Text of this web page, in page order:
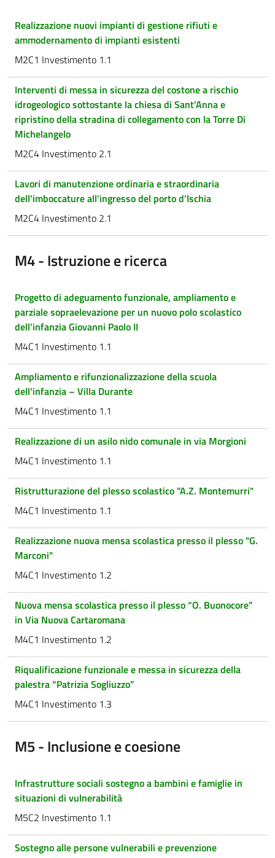
Realizzazione nuovi impianti di gestione rifiuti e
ammodernamento di impianti esistenti
M2C1 Investimento 1.1
Interventi di messa in sicurezza del costone a rischio
idrogeologico sottostante la chiesa di Sant'Anna e
ripristino della stradina di collegamento con la Torre Di
Michelangelo
M2C4 Investimento 2.1
Lavori di manutenzione ordinaria e straordinaria
dell'imboccature all'ingresso del porto d'Ischia
M2C4 Investimento 2.1
M4 - Istruzione e ricerca
Progetto di adeguamento funzionale, ampliamento e
parziale sopraelevazione per un nuovo polo scolastico
dell’infanzia Giovanni Paolo II
M4C1 Investimento 1.1
Ampliamento e rifunzionalizzazione della scuola
dell’infanzia – Villa Durante
M4C1 Investimento 1.1
Realizzazione di un asilo nido comunale in via Morgioni
M4C1 Investimento 1.1
Ristrutturazione del plesso scolastico "A.Z. Montemurri"
M4C1 Investimento 1.1
Realizzazione nuova mensa scolastica presso il plesso "G.
Marconi"
M4C1 Investimento 1.2
Nuova mensa scolastica presso il plesso “O. Buonocore”
in Via Nuova Cartaromana
M4C1 Investimento 1.2
Riqualificazione funzionale e messa in sicurezza della
palestra “Patrizia Sogliuzzo”
M4C1 Investimento 1.3
M5 - Inclusione e coesione
Infrastrutture sociali sostegno a bambini e famiglie in
situazioni di vulnerabilità
M5C2 Investimento 1.1
Sostegno alle persone vulnerabili e prevenzione